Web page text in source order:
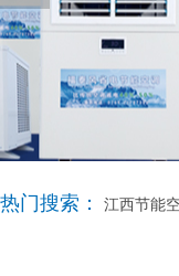
热门搜索： 江西节能